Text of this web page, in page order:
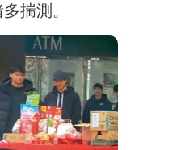
揣測。